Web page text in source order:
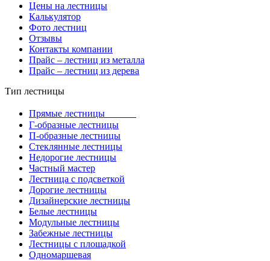
Цены на лестницы
Калькулятор
Фото лестниц
Отзывы
Контакты компании
Прайс – лестниц из металла
Прайс – лестниц из дерева
Тип лестницы
Прямые лестницы
Г-образные лестницы
П-образные лестницы
Стеклянные лестницы
Недорогие лестницы
Частный мастер
Лестница с подсветкой
Дорогие лестницы
Дизайнерские лестницы
Белые лестницы
Модульные лестницы
Забежные лестницы
Лестницы с площадкой
Одномаршевая